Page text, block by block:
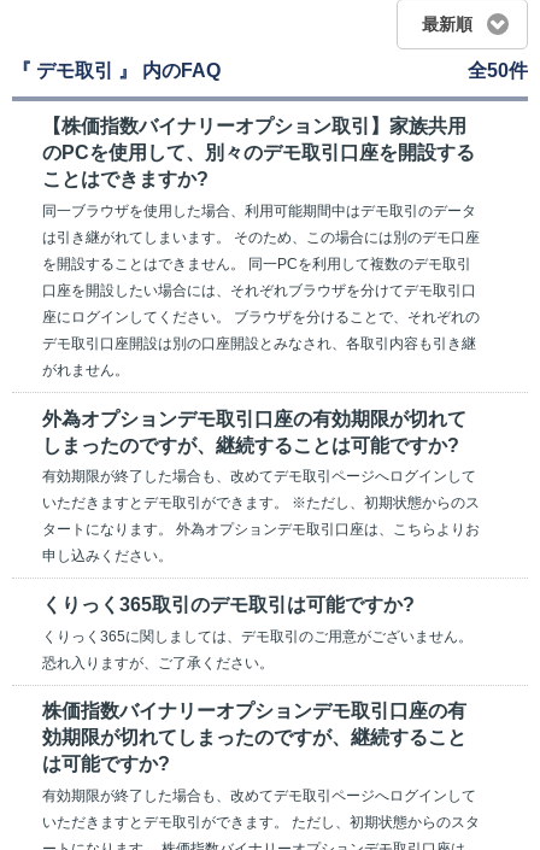
最新順
『 デモ取引 』 内のFAQ 全50件
【株価指数バイナリーオプション取引】家族共用
のPCを使用して、別々のデモ取引口座を開設する
ことはできますか?
同一ブラウザを使用した場合、利用可能期間中はデモ取引のデータ
は引き継がれてしまいます。 そのため、この場合には別のデモ口座
を開設することはできません。 同一PCを利用して複数のデモ取引
口座を開設したい場合には、それぞれブラウザを分けてデモ取引口
座にログインしてください。 ブラウザを分けることで、それぞれの
デモ取引口座開設は別の口座開設とみなされ、各取引内容も引き継
がれません。
外為オプションデモ取引口座の有効期限が切れて
しまったのですが、継続することは可能ですか?
有効期限が終了した場合も、改めてデモ取引ページへログインして
いただきますとデモ取引ができます。 ※ただし、初期状態からのス
タートになります。 外為オプションデモ取引口座は、こちらよりお
申し込みください。
くりっく365取引のデモ取引は可能ですか?
くりっく365に関しましては、デモ取引のご用意がございません。
恐れ入りますが、ご了承ください。
株価指数バイナリーオプションデモ取引口座の有
効期限が切れてしまったのですが、継続すること
は可能ですか?
有効期限が終了した場合も、改めてデモ取引ページへログインして
いただきますとデモ取引ができます。 ただし、初期状態からのスタ